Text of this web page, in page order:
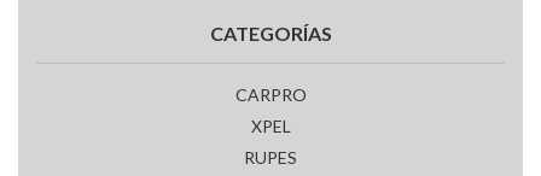
CATEGORÍAS
CARPRO
XPEL
RUPES